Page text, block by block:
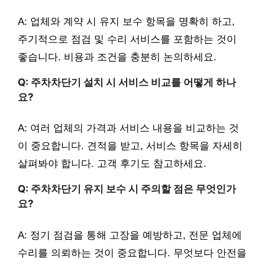
A: 업체와 계약 시 유지 보수 항목을 명확히 하고,
주기적으로 점검 및 수리 서비스를 포함하는 것이
좋습니다. 비용과 조건을 충분히 논의하세요.
Q: 주차차단기 설치 시 서비스 비교를 어떻게 하나
요?
A: 여러 업체의 가격과 서비스 내용을 비교하는 것
이 중요합니다. 견적을 받고, 서비스 항목을 자세히
살펴봐야 합니다. 고객 후기도 참고하세요.
Q: 주차차단기 유지 보수 시 주의할 점은 무엇인가
요?
A: 정기 점검을 통해 고장을 예방하고, 전문 업체에
수리를 의뢰하는 것이 중요합니다. 무엇보다 안전을